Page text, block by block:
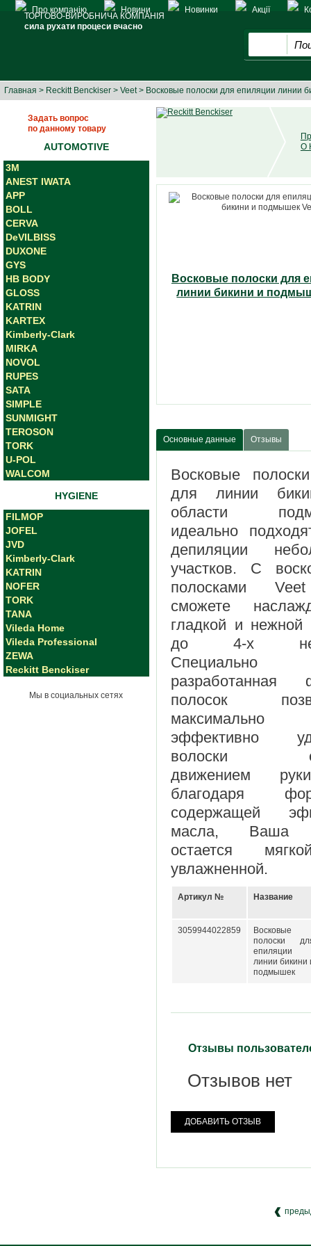
Про компанію Новини Новинки Акції
ТОРГОВО-ВИРОБНИЧА КОМПАНІЯ
сила рухати процеси вчасно
Главная > Reckitt Benckiser > Veet> Восковые полоски для епиляции линии
Задать вопрос
по данному товару
AUTOMOTIVE
3M
ANEST IWATA
APP
BOLL
CERVA
DeVILBISS
DUXONE
GYS
HB BODY
GLOSS
KATRIN
KARTEX
Kimberly-Clark
MIRKA
NOVOL
RUPES
SATA
SIMPLE
SUNMIGHT
TEROSON
TORK
U-POL
WALCOM
HYGIENE
FILMOP
JOFEL
JVD
Kimberly-Clark
KATRIN
NOFER
TORK
TANA
Vileda Home
Vileda Professional
ZEWA
Reckitt Benckiser
Мы в социальных сетях
О
Восковые полоски для
линии бикини и
Основные данные Отзывы
Восковые
для линии
области
идеально
депиляции
участков. С
полосками
сможете
гладкой и нежной
до 4-х
Специально
разработанная
полосок
максимально
эффективно
волоски
движением
благодаря
содержащей
масла, Ваша
остается
увлажненной.
Артикул № Название
3059944022859
Восковые
полоски
епиляции
линии бикини
подмышек
Отзывы
Отзывов нет
ДОБАВИТЬ ОТЗЫВ